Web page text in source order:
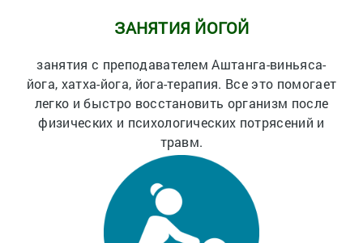
ЗАНЯТИЯ ЙОГОЙ
занятия с преподавателем Аштанга-виньяса-
йога, хатха-йога, йога-терапия. Все это помогает
легко и быстро восстановить организм после
физических и психологических потрясений и
травм.